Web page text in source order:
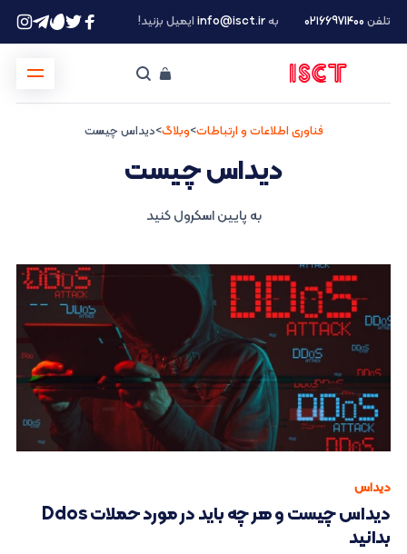
تلفن ۰۲۱66971400 بهinfo@isct.irایمیل بزنید!
فناوری اطلاعات و ارتباطات>وبلاگ>دیداس چیست
دیداس چیست
به پایین اسکرول کنید
دیداس
دیداس چیست و هر چه باید در مورد حملات Ddos
بدانید